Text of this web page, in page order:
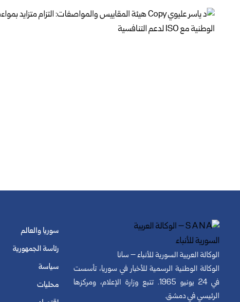
الوكالة العربية السورية للأنباء – سانا
الوكالة الوطنية الرسمية للأخبار في سوريا، تأسست
في 24 يونيو 1965. تتبع وزارة الإعلام، ومركزها
الرئيسي في دمشق.
سوريا والعالم
رئاسة الجمهورية
سياسة
محليات